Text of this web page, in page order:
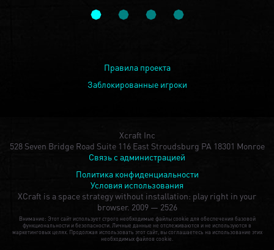
Правила проекта
Заблокированные игроки
Xcraft Inc
528 Seven Bridge Road Suite 116 East Stroudsburg PA 18301 Monroe
Связь с администрацией
Политика конфиденциальности
Условия использования
XCraft is a space strategy without installation: play right in your
browser. 2009 — 2526
Внимание: Этот сайт использует строго необходимые файлы cookie для обеспечения базовой
функциональности и безопасности. Личные данные не отслеживаются и не используются в
маркетинговых целях. Продолжая использовать этот сайт, вы соглашаетесь на использование этих
необходимых файлов cookie.